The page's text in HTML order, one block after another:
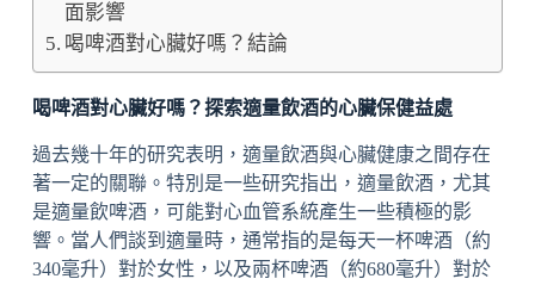
面影響
喝啤酒對心臟好嗎？結論
喝啤酒對心臟好嗎？探索適量飲酒的心臟保健益處
過去幾十年的研究表明，適量飲酒與心臟健康之間存在
著一定的關聯。特別是一些研究指出，適量飲酒，尤其
是適量飲啤酒，可能對心血管系統產生一些積極的影
響。當人們談到適量時，通常指的是每天一杯啤酒（約
340毫升）對於女性，以及兩杯啤酒（約680毫升）對於